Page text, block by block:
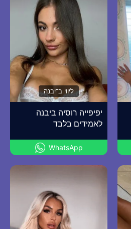
ליווי ב־יבנה
יפיפייה רוסיה ביבנה
לאמידים בלבד
WhatsApp